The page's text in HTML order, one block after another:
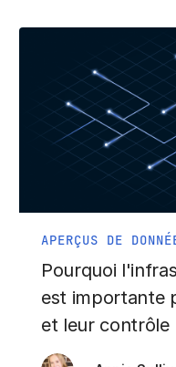
APERÇUS DE
Pourquoi
est importante
et leur contrôle